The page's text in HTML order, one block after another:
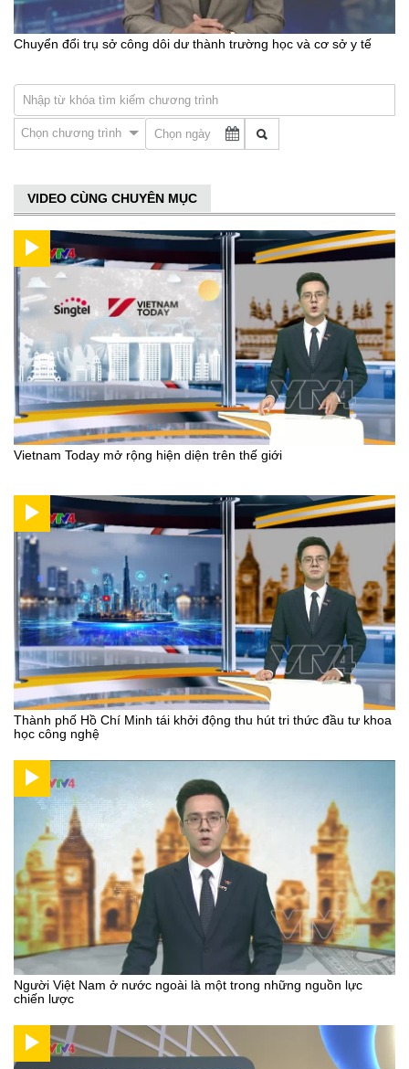
Chuyển đổi trụ sở công dôi dư thành trường học và cơ sở y tế
Chọn chương trình
VIDEO CÙNG CHUYÊN MỤC
Vietnam Today mở rộng hiện diện trên thế giới
Thành phố Hồ Chí Minh tái khởi động thu hút tri thức đầu tư khoa
học công nghệ
Người Việt Nam ở nước ngoài là một trong những nguồn lực
chiến lược